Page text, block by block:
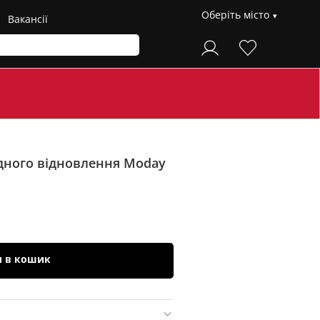
Вакансії Оберіть місто
відновлення Moday
в кошик